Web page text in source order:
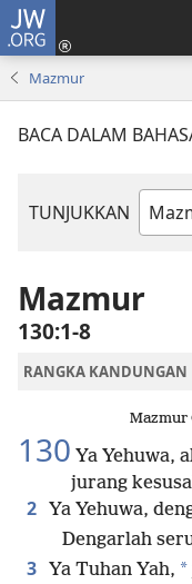
JW.ORG
Mazmur
BACA DALAM
TUNJUKKAN
Buku
Mazmur
130:1-8
RANGKA KANDUNGAN
Mazmur
130 Ya Yehuwa,
jurang
2 Ya Yehuwa,
Dengarlah
3 Ya Tuhan Yah, *